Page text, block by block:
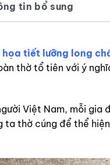
tin bổ sung
tiết lưỡng long
thờ tổ tiên với ý
Việt Nam, mỗi
ta thờ cúng để thể